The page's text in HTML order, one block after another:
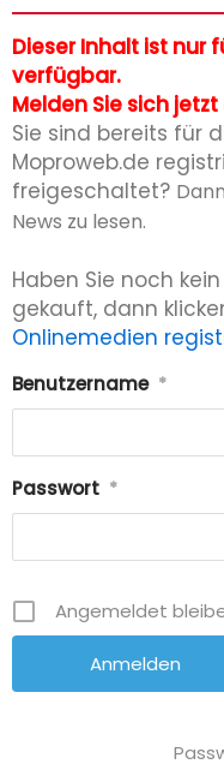
Dieser Inhalt ist nur
verfügbar.
Melden Sie sich
Sie sind bereits für
Moproweb.de
freigeschaltet?
News zu lesen.
Haben Sie noch
gekauft, dann
Onlinemedien
Benutzername *
Passwort *
Angemeldet